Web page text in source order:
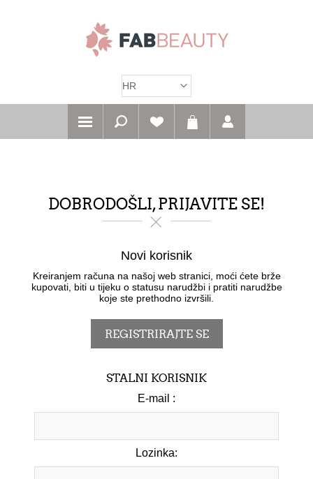
DOBRODOŠLI, PRIJAVITE SE!
Novi korisnik
Kreiranjem računa na našoj web stranici, moći ćete brže
kupovati, biti u tijeku o statusu narudžbi i pratiti narudžbe
koje ste prethodno izvršili.
STALNI KORISNIK
E-mail :
Lozinka: